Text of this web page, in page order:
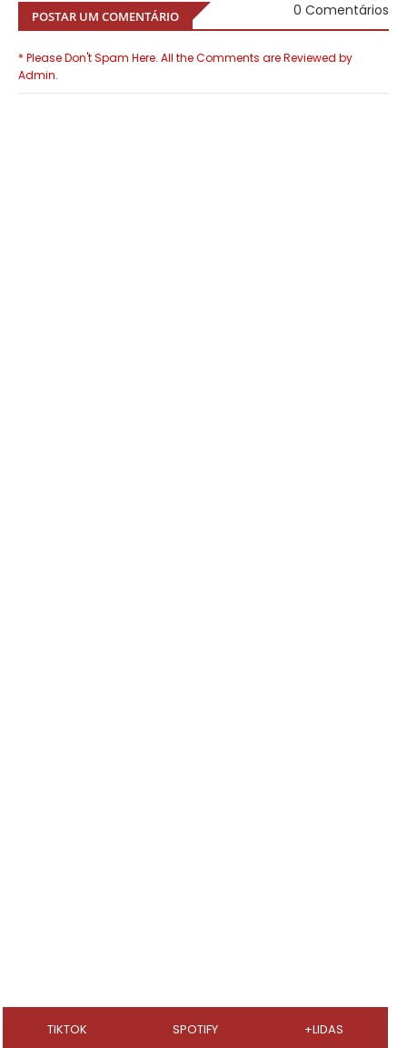
POSTAR UM COMENTÁRIO 0 Comentários
* Please Don't Spam Here. All the Comments are Reviewed by
Admin.
TIKTOK SPOTIFY +LIDAS